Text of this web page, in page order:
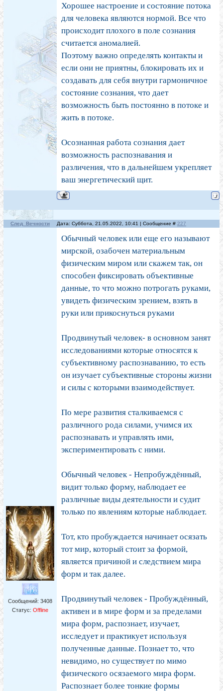
Хорошее настроение и состояние потока
для человека являются нормой. Все что
происходит плохого в поле сознания
считается аномалией.
Поэтому важно определять контакты и
если они не приятны, блокировать их и
создавать для себя внутри гармоничное
состояние сознания, что дает
возможность быть постоянно в потоке и
жить в потоке.
Осознанная работа сознания дает
возможность распознавания и
различения, что в дальнейшем укрепляет
ваш энергетический щит.
След_Вечности Дата: Суббота, 21.05.2022, 10:41 | Сообщение # 227
Сообщений: 3408
Статус: Offline
Обычный человек или еще его называют
мирской, озабочен материальным
физическим миром или скажем так, он
способен фиксировать объективные
данные, то что можно потрогать руками,
увидеть физическим зрением, взять в
руки или прикоснуться руками
Продвинутый человек- в основном занят
исследованиями которые относятся к
субъективному распознаванию, то есть
он изучает субъективные стороны жизни
и силы с которыми взаимодействует.
По мере развития сталкиваемся с
различного рода силами, учимся их
распознавать и управлять ими,
экспериментировать с ними.
Обычный человек - Непробуждённый,
видит только форму, наблюдает ее
различные виды деятельности и судит
только по явлениям которые наблюдает.
Тот, кто пробуждается начинает осязать
тот мир, который стоит за формой,
является причиной и следствием мира
форм и так далее.
Продвинутый человек - Пробуждённый,
активен и в мире форм и за пределами
мира форм, распознает, изучает,
исследует и практикует используя
полученные данные. Познает то, что
невидимо, но существует по мимо
физического осязаемого мира форм.
Распознает более тонкие формы